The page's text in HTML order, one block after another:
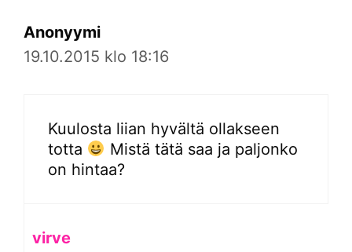
Anonyymi
19.10.2015 klo 18:16
Kuulosta liian hyvältä ollakseen
totta
Mistä tätä saa ja paljonko
on hintaa?
virve